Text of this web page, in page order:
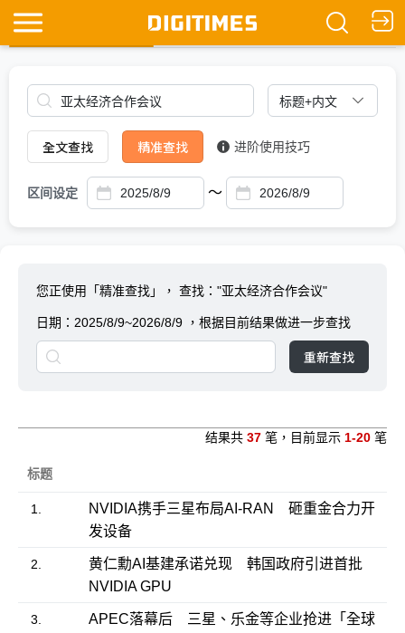
Ask DIGITIMES
全文查找 精准查找 进阶使用技巧
区间设定 ～
您正使用「精准查找」， 查找："亚太经济合作会议"
日期： 2025/8/9~2026/8/9 ，根据目前结果做进一步查找
重新查找
结果共 37 笔，目前显示 1-20 笔
标题
1.
NVIDIA携手三星布局AI-RAN 砸重金合力开
发设备
2.
黄仁勳AI基建承诺兑现 韩国政府引进首批
NVIDIA GPU
3.
APEC落幕后 三星、乐金等企业抢进「全球